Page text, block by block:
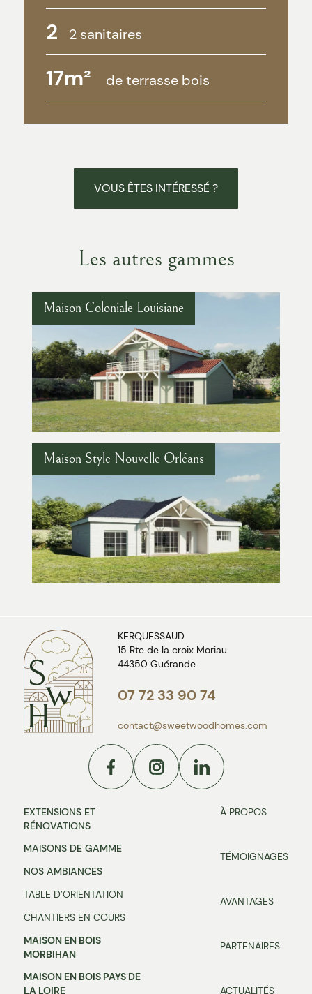
2 2 sanitaires
17m² de terrasse bois
VOUS ÊTES INTÉRESSÉ ?
Les autres gammes
Maison Coloniale Louisiane
Maison Style Nouvelle Orléans
KERQUESSAUD
15 Rte de la croix Moriau
44350 Guérande
07 72 33 90 74
contact@sweetwoodhomes.com
Facebook Instagram
EXTENSIONS ET
RÉNOVATIONS
MAISONS DE GAMME
NOS AMBIANCES
TABLE D’ORIENTATION
CHANTIERS EN COURS
MAISON EN BOIS
MORBIHAN
MAISON EN BOIS PAYS DE
LA LOIRE
À PROPOS
TÉMOIGNAGES
AVANTAGES
PARTENAIRES
ACTUALITÉS